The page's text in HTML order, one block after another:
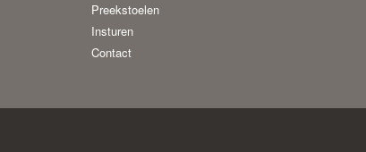
Preekstoelen
Insturen
Contact